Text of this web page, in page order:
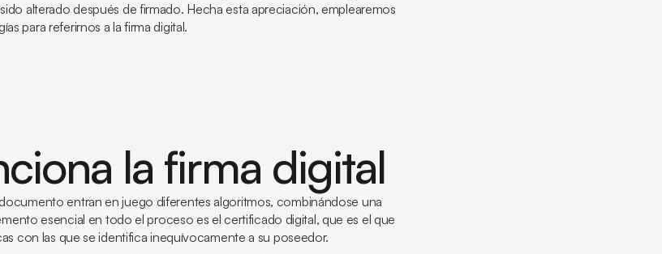
alterado después de firmado. Hecha esta apreciación, emplearemos
para referirnos a la firma digital.
la firma digital
entran en juego diferentes algoritmos, combinándose una
esencial en todo el proceso es el certificado digital, que es el que
con las que se identifica inequívocamente a su poseedor.